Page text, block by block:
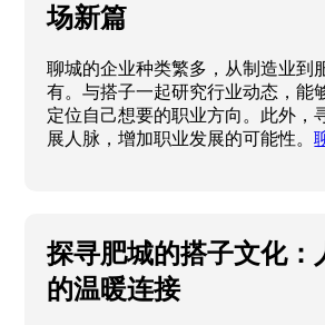
场新篇
聊城的企业种类繁多，从制造业到
有。与搭子一起研究行业动态，能
定位自己想要的职业方向。此外，
展人脉，增加职业发展的可能性。
探寻肥城的搭子文化：
的温暖连接